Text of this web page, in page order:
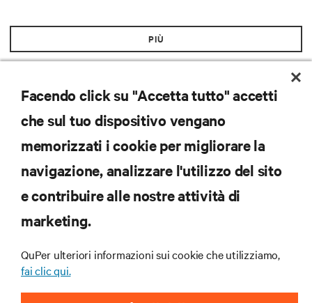
PIÙ
tecnologiche
Ricevi aggiornamenti regolari sugli argomenti più
e gli approfondimenti degli esperti sulla gestione di
data center e infrastrutture.
ISCRIVITI SUBITO
Facendo click su "Accetta tutto" accetti
che sul tuo dispositivo vengano
memorizzati i cookie per migliorare la
navigazione, analizzare l'utilizzo del sito
e contribuire alle nostre attività di
marketing.
QuPer ulteriori informazioni sui cookie che utilizziamo,
fai clic qui.